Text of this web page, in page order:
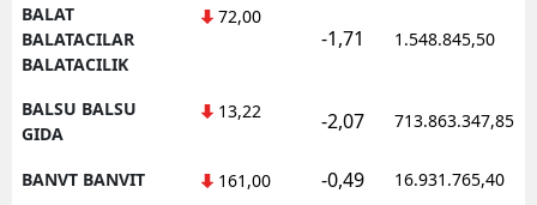
BALAT
BALATACILAR
BALATACILIK
72,00
-1,71 1.548.845,50
BALSU BALSU
GIDA
13,22 -2,07 713.863.347,85
BANVT BANVIT 161,00 -0,49 16.931.765,40